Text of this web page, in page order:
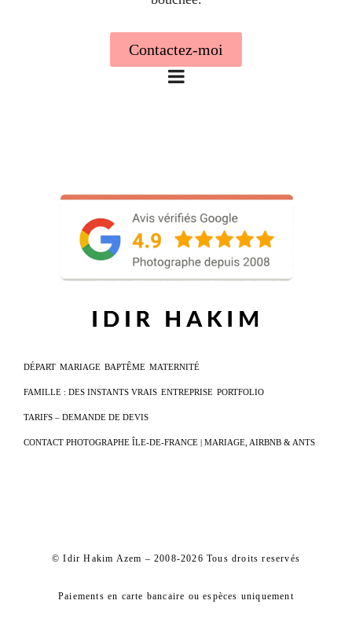
Contactez-moi
DÉPART MARIAGE BAPTÊME MATERNITÉ
FAMILLE : DES INSTANTS VRAIS ENTREPRISE PORTFOLIO
TARIFS – DEMANDE DE DEVIS
CONTACT PHOTOGRAPHE ÎLE-DE-FRANCE | MARIAGE, AIRBNB & ANTS
© Idir Hakim Azem – 2008-2026 Tous droits reservés
Paiements en carte bancaire ou espèces uniquement